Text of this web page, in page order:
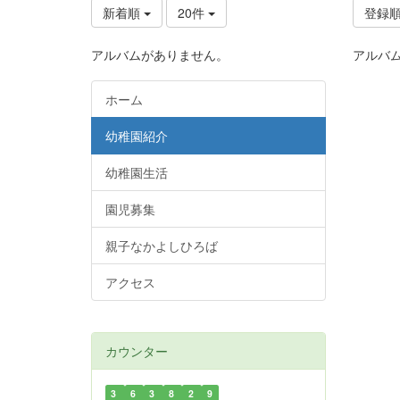
登録
アルバ
新着順
20件
アルバムがありません。
ホーム
幼稚園紹介
幼稚園生活
園児募集
親子なかよしひろば
アクセス
カウンター
3 6 3 8 2 9